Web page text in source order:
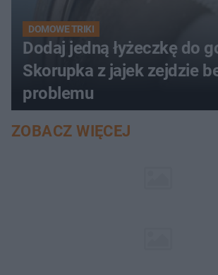
DOMOWE TRIKI
Dodaj jedną łyżeczkę do
Skorupka z jajek zejdzie
problemu
ZOBACZ WIĘCEJ